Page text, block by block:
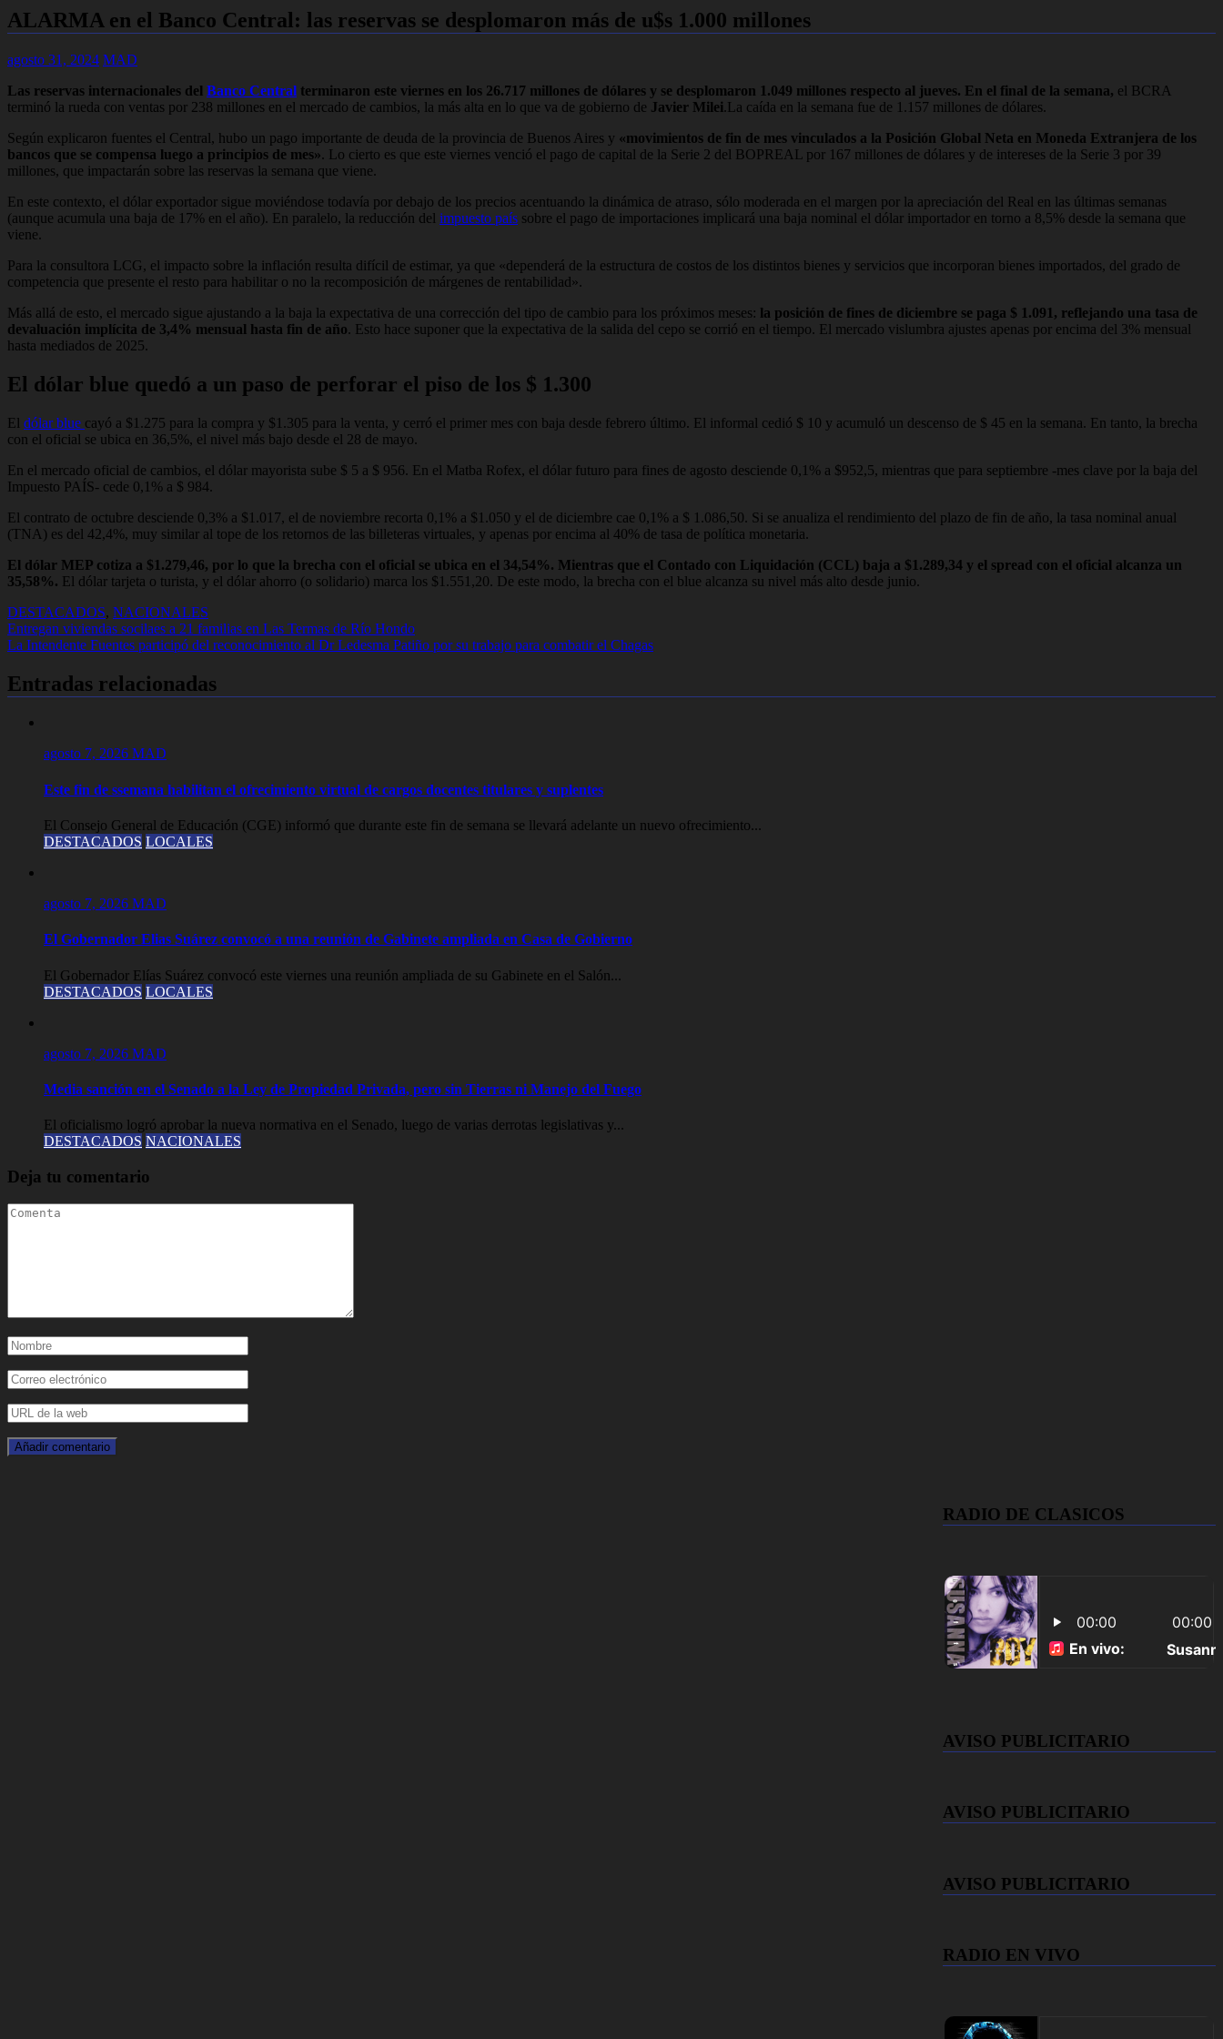
ALARMA en el Banco Central: las reservas se desplomaron más de u$s 1.000 millones
agosto 31, 2024 MAD
Las reservas internacionales del Banco Central terminaron este viernes en los 26.717 millones de dólares y se desplomaron 1.049 millones respecto al jueves. En el final de la semana, el BCRA
terminó la rueda con ventas por 238 millones en el mercado de cambios, la más alta en lo que va de gobierno de Javier Milei.La caída en la semana fue de 1.157 millones de dólares.
Según explicaron fuentes el Central, hubo un pago importante de deuda de la provincia de Buenos Aires y «movimientos de fin de mes vinculados a la Posición Global Neta en Moneda Extranjera de los
bancos que se compensa luego a principios de mes». Lo cierto es que este viernes venció el pago de capital de la Serie 2 del BOPREAL por 167 millones de dólares y de intereses de la Serie 3 por 39
millones, que impactarán sobre las reservas la semana que viene.
En este contexto, el dólar exportador sigue moviéndose todavía por debajo de los precios acentuando la dinámica de atraso, sólo moderada en el margen por la apreciación del Real en las últimas semanas
(aunque acumula una baja de 17% en el año). En paralelo, la reducción del impuesto país sobre el pago de importaciones implicará una baja nominal el dólar importador en torno a 8,5% desde la semana que
viene.
Para la consultora LCG, el impacto sobre la inflación resulta difícil de estimar, ya que «dependerá de la estructura de costos de los distintos bienes y servicios que incorporan bienes importados, del grado de
competencia que presente el resto para habilitar o no la recomposición de márgenes de rentabilidad».
Más allá de esto, el mercado sigue ajustando a la baja la expectativa de una corrección del tipo de cambio para los próximos meses: la posición de fines de diciembre se paga $ 1.091, reflejando una tasa de
devaluación implícita de 3,4% mensual hasta fin de año. Esto hace suponer que la expectativa de la salida del cepo se corrió en el tiempo. El mercado vislumbra ajustes apenas por encima del 3% mensual
hasta mediados de 2025.
El dólar blue quedó a un paso de perforar el piso de los $ 1.300
El dólar blue cayó a $1.275 para la compra y $1.305 para la venta, y cerró el primer mes con baja desde febrero último. El informal cedió $ 10 y acumuló un descenso de $ 45 en la semana. En tanto, la brecha
con el oficial se ubica en 36,5%, el nivel más bajo desde el 28 de mayo.
En el mercado oficial de cambios, el dólar mayorista sube $ 5 a $ 956. En el Matba Rofex, el dólar futuro para fines de agosto desciende 0,1% a $952,5, mientras que para septiembre -mes clave por la baja del
Impuesto PAÍS- cede 0,1% a $ 984.
El contrato de octubre desciende 0,3% a $1.017, el de noviembre recorta 0,1% a $1.050 y el de diciembre cae 0,1% a $ 1.086,50. Si se anualiza el rendimiento del plazo de fin de año, la tasa nominal anual
(TNA) es del 42,4%, muy similar al tope de los retornos de las billeteras virtuales, y apenas por encima al 40% de tasa de política monetaria.
El dólar MEP cotiza a $1.279,46, por lo que la brecha con el oficial se ubica en el 34,54%. Mientras que el Contado con Liquidación (CCL) baja a $1.289,34 y el spread con el oficial alcanza un
35,58%. El dólar tarjeta o turista, y el dólar ahorro (o solidario) marca los $1.551,20. De este modo, la brecha con el blue alcanza su nivel más alto desde junio.
DESTACADOS, NACIONALES
Navegación
de
entradas
Entregan viviendas socilaes a 21 familias en Las Termas de Río Hondo
La Intendente Fuentes participó del reconocimiento al Dr Ledesma Patiño por su trabajo para combatir el Chagas
Entradas relacionadas
agosto 7, 2026 MAD
Este fin de ssemana habilitan el ofrecimiento virtual de cargos docentes titulares y suplentes
El Consejo General de Educación (CGE) informó que durante este fin de semana se llevará adelante un nuevo ofrecimiento...
DESTACADOS LOCALES
agosto 7, 2026 MAD
El Gobernador Elias Suárez convocó a una reunión de Gabinete ampliada en Casa de Gobierno
El Gobernador Elías Suárez convocó este viernes una reunión ampliada de su Gabinete en el Salón...
DESTACADOS LOCALES
agosto 7, 2026 MAD
Media sanción en el Senado a la Ley de Propiedad Privada, pero sin Tierras ni Manejo del Fuego
El oficialismo logró aprobar la nueva normativa en el Senado, luego de varias derrotas legislativas y...
DESTACADOS NACIONALES
Deja tu comentario
RADIO DE CLASICOS
AVISO PUBLICITARIO
AVISO PUBLICITARIO
AVISO PUBLICITARIO
RADIO EN VIVO